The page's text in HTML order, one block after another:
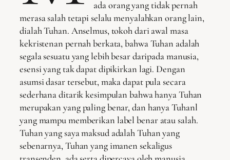
ada orang yang tidak pernah
merasa salah tetapi selalu menyalahkan orang lain,
dialah Tuhan. Anselmus, tokoh dari awal masa
kekristenan pernah berkata, bahwa Tuhan adalah
segala sesuatu yang lebih besar daripada manusia,
esensi yang tak dapat dipikirkan lagi. Dengan
asumsi dasar tersebut, maka dapat pula secara
sederhana ditarik kesimpulan bahwa hanya Tuhan
merupakan yang paling benar, dan hanya Tuhanl
yang mampu memberikan label benar atau salah.
Tuhan yang saya maksud adalah Tuhan yang
sebenarnya, Tuhan yang imanen sekaligus